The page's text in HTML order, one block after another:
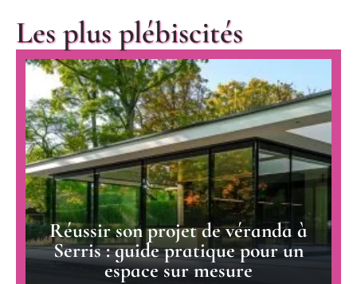
Les plus plébiscités
Réussir son projet de véranda à
Serris : guide pratique pour un
espace sur mesure